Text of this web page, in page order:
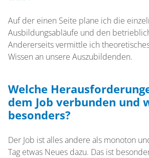
Auf der einen Seite plane ich die
Ausbildungsabläufe und den
Andererseits vermittle ich
Wissen an unsere Auszubildenden.
Welche
dem Job verbunden und
besonders?
Der Job ist alles andere als monoton
Tag etwas Neues dazu. Das ist